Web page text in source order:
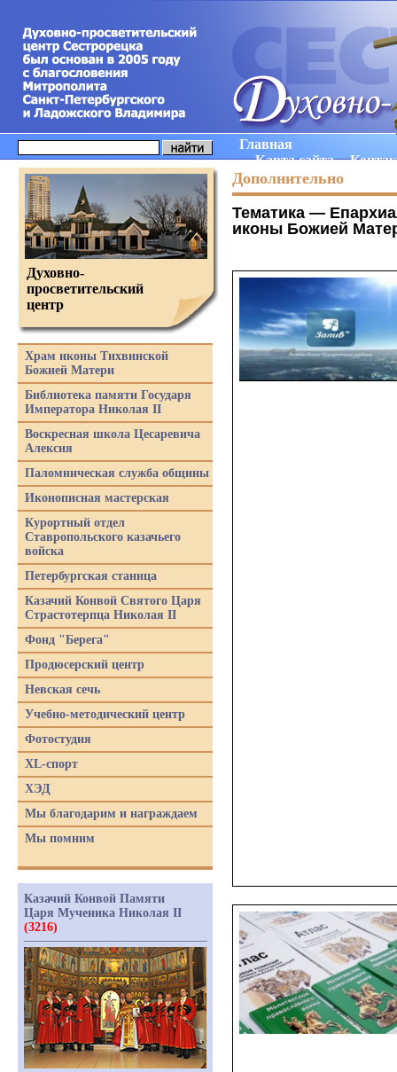
Главная
Карта сайта
Дополнительно
Тематика —
иконы Божией
Духовно-
просветительский
центр
Храм иконы Тихвинской
Божией Матери
Библиотека памяти Государя
Императора Николая II
Воскресная школа Цесаревича
Алексия
Паломническая служба общины
Иконописная мастерская
Курортный отдел
Ставропольского казачьего
войска
Петербургская станица
Казачий Конвой Святого Царя
Страстотерпца Николая II
Фонд "Берега"
Продюсерский центр
Невская сечь
Учебно-методический центр
Фотостудия
XL-спорт
ХЭД
Мы благодарим и награждаем
Мы помним
Казачий Конвой Памяти
Царя Мученика Николая II
(3216)